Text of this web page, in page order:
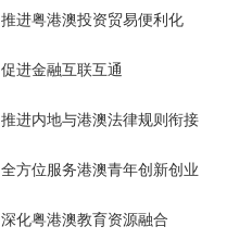
推进粤港澳投资贸易便利化
促进金融互联互通
推进内地与港澳法律规则衔接
全方位服务港澳青年创新创业
深化粤港澳教育资源融合